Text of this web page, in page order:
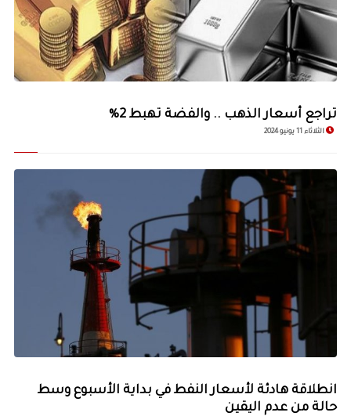
‏تراجع أسعار الذهب .. والفضة تهبط 2%
الثلاثاء 11 يونيو 2024
انطلاقة هادئة لأسعار النفط في بداية الأسبوع وسط
حالة من عدم اليقين